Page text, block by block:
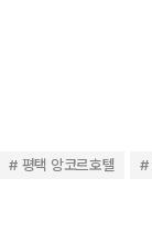
평택 앙코르호텔